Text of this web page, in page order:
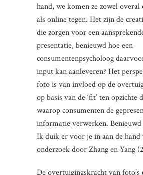
hand, we komen ze zowel overal
als online tegen. Het zijn de
die zorgen voor een
presentatie, benieuwd hoe een
consumentenpsycholoog
input kan aanleveren? Het
foto is van invloed op de
op basis van de ‘fit’ ten opzichte
waarop consumenten de
informatie verwerken. Benieuwd
Ik duik er voor je in aan de hand
onderzoek door Zhang en Yang
De overtuigingskracht van foto’s